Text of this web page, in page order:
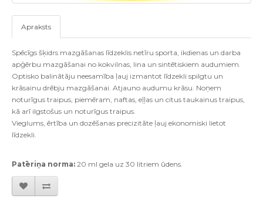
Apraksts
Spēcīgs šķidrs mazgāšanas līdzeklis netīru sporta, ikdienas un darba
apģērbu mazgāšanai no kokvilnas, lina un sintētiskiem audumiem.
Optisko balinātāju neesamība ļauj izmantot līdzekli spilgtu un
krāsainu drēbju mazgāšanai. Atjauno audumu krāsu. Noņem
noturīgus traipus, piemēram, naftas, eļļas un citus taukainus traipus,
kā arī ilgstošus un noturīgus traipus.
Vieglums, ērtība un dozēšanas precizitāte ļauj ekonomiski lietot
līdzekli.
Patēriņa norma: 20 ml gela uz 30 litriem ūdens.